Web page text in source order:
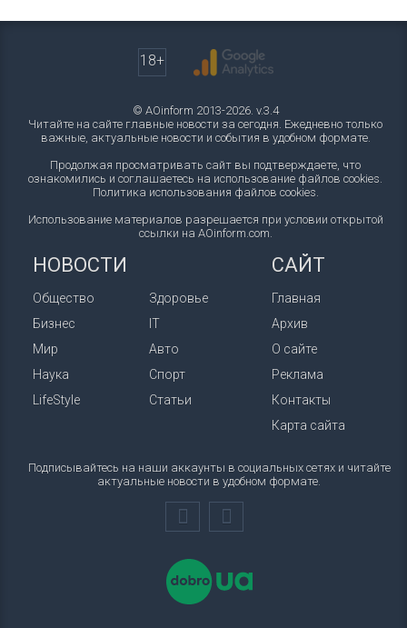
18+
© AOinform 2013-2026. v.3.4
Читайте на сайте главные новости за сегодня. Ежедневно только
важные, актуальные новости и события в удобном формате.
Продолжая просматривать сайт вы подтверждаете, что
ознакомились и соглашаетесь на использование файлов cookies.
Политика использования файлов cookies.
Использование материалов разрешается при условии открытой
ссылки на AOinform.com.
НОВОСТИ
Общество
Бизнес
Мир
Наука
LifeStyle
Здоровье
IT
Авто
Спорт
Статьи
САЙТ
Главная
Архив
О сайте
Реклама
Контакты
Карта сайта
Подписывайтесь на наши аккаунты в социальных сетях и читайте
актуальные новости в удобном формате.